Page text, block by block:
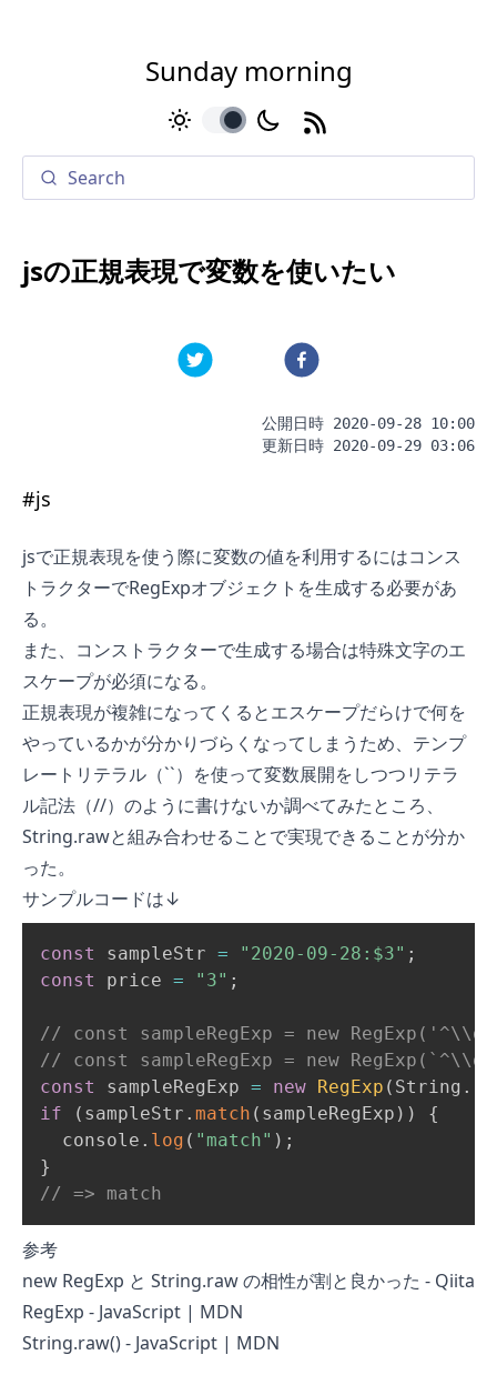
Sunday morning
toggle
jsの正規表現で変数を使いたい
公開日時 2020-09-28 10:00
更新日時 2020-09-29 03:06
#js
jsで正規表現を使う際に変数の値を利用するにはコンス
トラクターでRegExpオブジェクトを生成する必要があ
る。
また、コンストラクターで生成する場合は特殊文字のエ
スケープが必須になる。
正規表現が複雑になってくるとエスケープだらけで何を
やっているかが分かりづらくなってしまうため、テンプ
レートリテラル（``）を使って変数展開をしつつリテラ
ル記法（//）のように書けないか調べてみたところ、
String.rawと組み合わせることで実現できることが分か
った。
サンプルコードは↓
const sampleStr = "2020-09-28:$3" ;
const
price = "3" ;
// const sampleRegExp = new
// const sampleRegExp = new
const
sampleRegExp = new RegExp ( String .
if
( sampleStr . match ( sampleRegExp ) )
{
  console
. log ( "match" ) ;
}
// => match
参考
new RegExp と String.raw の相性が割と良かった - Qiita
RegExp - JavaScript | MDN
String.raw() - JavaScript | MDN